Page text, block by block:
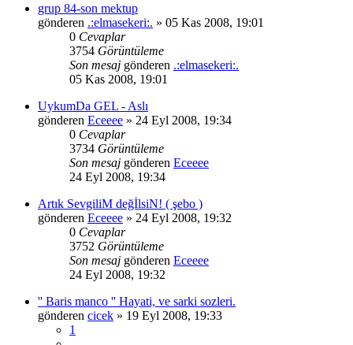
grup 84-son mektup
gönderen .:elmasekeri:. » 05 Kas 2008, 19:01
0 Cevaplar
3754 Görüntüleme
Son mesaj gönderen .:elmasekeri:.
05 Kas 2008, 19:01
UykumDa GEL - Aslı
gönderen Eceeee » 24 Eyl 2008, 19:34
0 Cevaplar
3734 Görüntüleme
Son mesaj gönderen Eceeee
24 Eyl 2008, 19:34
Artık SevgiliM değİlsiN! ( şebo )
gönderen Eceeee » 24 Eyl 2008, 19:32
0 Cevaplar
3752 Görüntüleme
Son mesaj gönderen Eceeee
24 Eyl 2008, 19:32
'' Baris manco '' Hayati, ve sarki sozleri.
gönderen cicek » 19 Eyl 2008, 19:33
1